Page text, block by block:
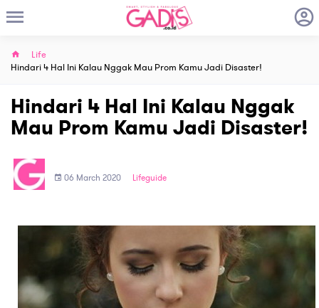
Life
Hindari 4 Hal Ini Kalau Nggak Mau Prom Kamu Jadi Disaster!
Hindari 4 Hal Ini Kalau Nggak
Mau Prom Kamu Jadi Disaster!
06 March 2020 Lifeguide